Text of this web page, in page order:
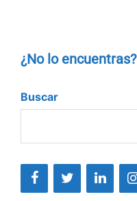
¿No lo encuentras?
Buscar